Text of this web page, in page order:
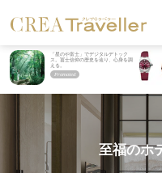
「星のや富士」でデジタルデトック
ス。冨士信仰の歴史を辿り、心身を調
える。
至福のホ